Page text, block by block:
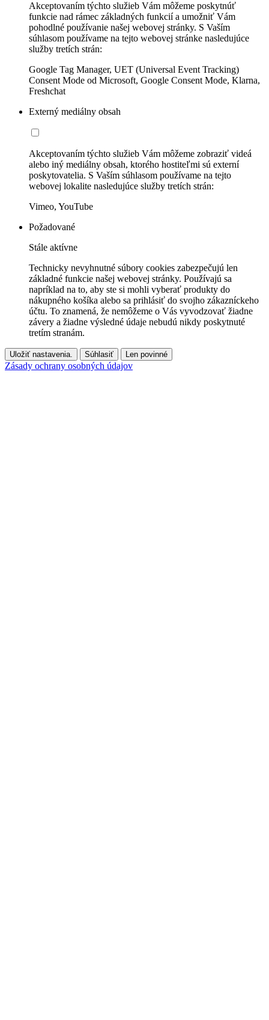
Akceptovaním týchto služieb Vám môžeme poskytnúť
funkcie nad rámec základných funkcií a umožniť Vám
pohodlné používanie našej webovej stránky. S Vaším
súhlasom používame na tejto webovej stránke nasledujúce
služby tretích strán:
Google Tag Manager, UET (Universal Event Tracking)
Consent Mode od Microsoft, Google Consent Mode, Klarna,
Freshchat
Externý mediálny obsah
Akceptovaním týchto služieb Vám môžeme zobraziť videá
alebo iný mediálny obsah, ktorého hostiteľmi sú externí
poskytovatelia. S Vaším súhlasom používame na tejto
webovej lokalite nasledujúce služby tretích strán:
Vimeo, YouTube
Požadované
Stále aktívne
Technicky nevyhnutné súbory cookies zabezpečujú len
základné funkcie našej webovej stránky. Používajú sa
napríklad na to, aby ste si mohli vyberať produkty do
nákupného košíka alebo sa prihlásiť do svojho zákazníckeho
účtu. To znamená, že nemôžeme o Vás vyvodzovať žiadne
závery a žiadne výsledné údaje nebudú nikdy poskytnuté
tretím stranám.
Uložiť nastavenia. Súhlasiť Len povinné
Zásady ochrany osobných údajov